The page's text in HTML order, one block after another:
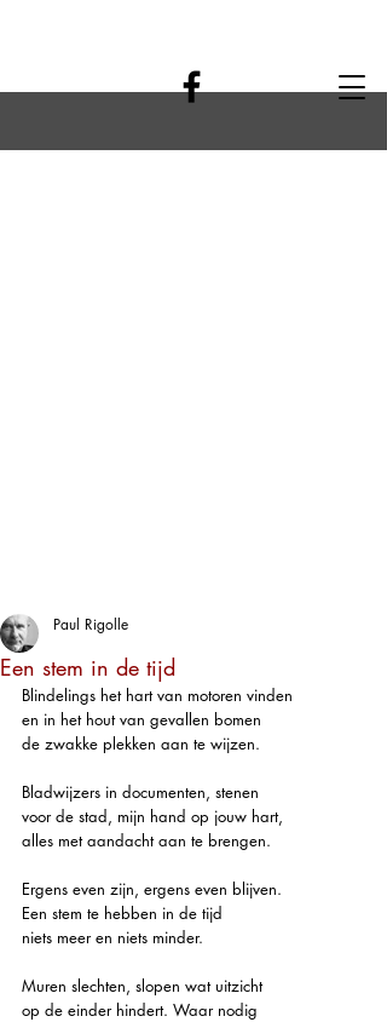
Een stem in de tijd
Paul Rigolle
Blindelings het hart van motoren vinden
en in het hout van gevallen bomen
de zwakke plekken aan te wijzen.
Bladwijzers in documenten, stenen
voor de stad, mijn hand op jouw hart,
alles met aandacht aan te brengen.
Ergens even zijn, ergens even blijven.
Een stem te hebben in de tijd
niets meer en niets minder.
Muren slechten, slopen wat uitzicht
op de einder hindert. Waar nodig